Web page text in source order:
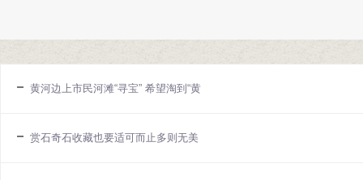
黄河边上市民河滩“寻宝” 希望淘到“黄
赏石奇石收藏也要适可而止多则无美